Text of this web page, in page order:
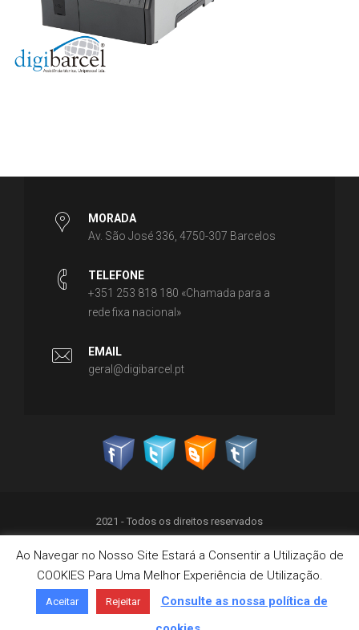
MORADA
Av. São José 336, 4750-307 Barcelos
TELEFONE
+351 253 818 180 «Chamada para a
rede fixa nacional»
EMAIL
geral@digibarcel.pt
2021 - Todos os direitos reservados
Política de Privacidade
Termos & Condições
Política de Cookies
Livro de Reclamações on-line
Ao Navegar no Nosso Site Estará a Consentir a Utilização de
COOKIES Para Uma Melhor Experiência de Utilização.
Aceitar Rejeitar
Consulte as nossa política de